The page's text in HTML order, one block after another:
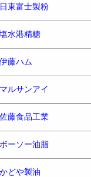
日東富士製粉
塩水港精糖
伊藤ハム
マルサンアイ
佐藤食品工業
ボーソー油脂
かどや製油